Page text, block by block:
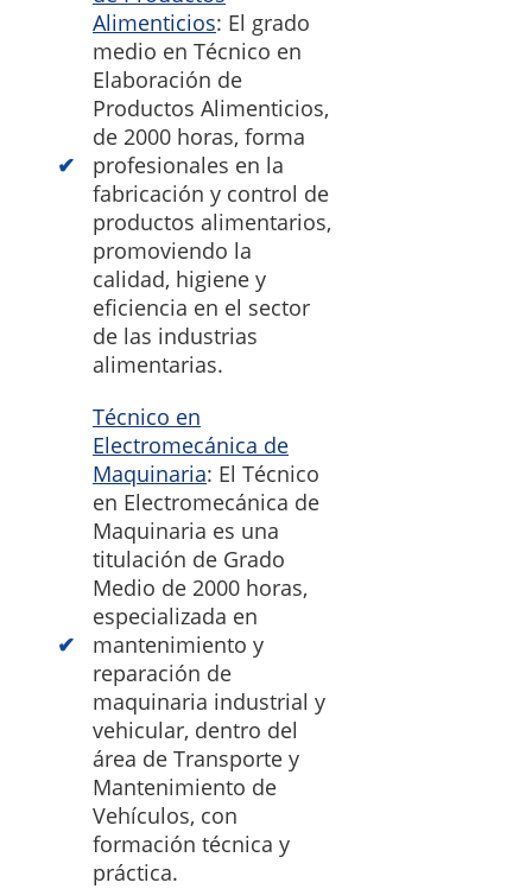
Alimenticios: El grado
medio en Técnico en
Elaboración de
Productos Alimenticios,
de 2000 horas, forma
profesionales en la
fabricación y control de
productos alimentarios,
promoviendo la
calidad, higiene y
eficiencia en el sector
de las industrias
alimentarias.
Técnico en
Electromecánica de
Maquinaria: El Técnico
en Electromecánica de
Maquinaria es una
titulación de Grado
Medio de 2000 horas,
especializada en
mantenimiento y
reparación de
maquinaria industrial y
vehicular, dentro del
área de Transporte y
Mantenimiento de
Vehículos, con
formación técnica y
práctica.